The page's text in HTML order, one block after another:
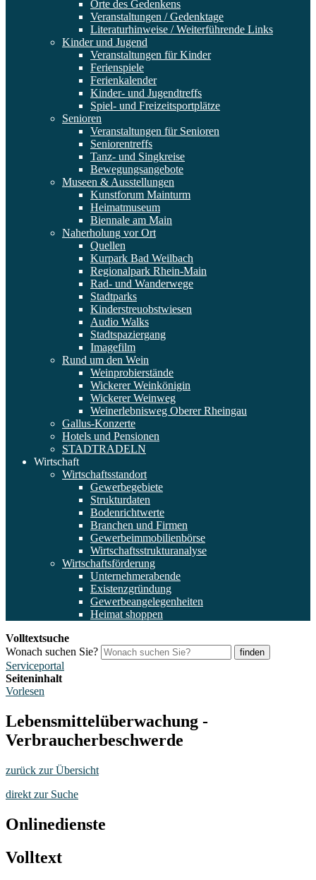
Orte des Gedenkens
Veranstaltungen / Gedenktage
Literaturhinweise / Weiterführende Links
Kinder und Jugend
Veranstaltungen für Kinder
Ferienspiele
Ferienkalender
Kinder- und Jugendtreffs
Spiel- und Freizeitsportplätze
Senioren
Veranstaltungen für Senioren
Seniorentreffs
Tanz- und Singkreise
Bewegungsangebote
Museen & Ausstellungen
Kunstforum Mainturm
Heimatmuseum
Biennale am Main
Naherholung vor Ort
Quellen
Kurpark Bad Weilbach
Regionalpark Rhein-Main
Rad- und Wanderwege
Stadtparks
Kinderstreuobstwiesen
Audio Walks
Stadtspaziergang
Imagefilm
Rund um den Wein
Weinprobierstände
Wickerer Weinkönigin
Wickerer Weinweg
Weinerlebnisweg Oberer Rheingau
Gallus-Konzerte
Hotels und Pensionen
STADTRADELN
Wirtschaft
Wirtschaftsstandort
Gewerbegebiete
Strukturdaten
Bodenrichtwerte
Branchen und Firmen
Gewerbeimmobilienbörse
Wirtschaftsstrukturanalyse
Wirtschaftsförderung
Unternehmerabende
Existenzgründung
Gewerbeangelegenheiten
Heimat shoppen
Volltextsuche
Wonach suchen Sie?
finden
Serviceportal
Seiteninhalt
Vorlesen
Lebensmittelüberwachung -
Verbraucherbeschwerde
zurück zur Übersicht
direkt zur Suche
Onlinedienste
Volltext